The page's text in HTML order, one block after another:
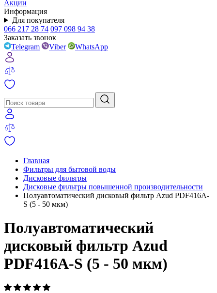
Акции
Информация
Для покупателя
066 217 28 74 097 098 94 38
Заказать звонок
Telegram
Viber WhatsApp
Главная
Фильтры для бытовой воды
Дисковые фильтры
Дисковые фильтры повышенной производительности
Полуавтоматический дисковый фильтр Azud PDF416A-
S (5 - 50 мкм)
Полуавтоматический
дисковый фильтр Azud
PDF416A-S (5 - 50 мкм)